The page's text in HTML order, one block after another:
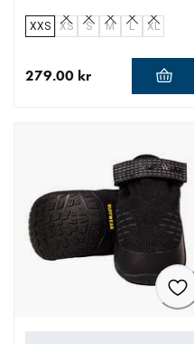
XXS XS S M L XL
279.00 kr